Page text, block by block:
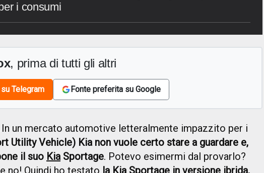
i consumi
, prima di tutti gli altri
Telegram Fonte preferita su Google
un mercato automotive letteralmente impazzito per i
Utility Vehicle) Kia non vuole certo stare a guardare e,
il suo KiaSportage. Potevo esimermi dal provarlo?